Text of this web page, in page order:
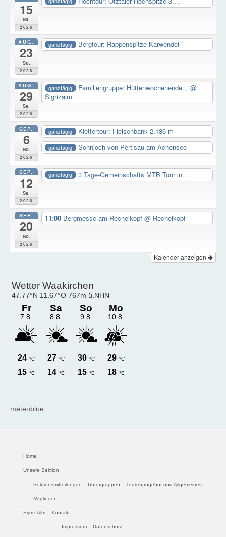
15
Sa.
2026
AUG.
23
So.
2026
ganztägig Bergtour: Rappenspitze Karwendel
AUG.
29
Sa.
2026
ganztägig Familiengruppe: Hüttenwochenende...@
Sigrizalm
SEP.
6
So.
2026
ganztägig Klettertour: Fleischbank 2.186 m
ganztägig Sonnjoch von Pertisau am Achensee
SEP.
12
Sa.
2026
ganztägig 3 Tage-Gemeinschafts MTB Tour in...
SEP.
20
So.
2026
11:00 Bergmesse am Rechelkopf @ Rechelkopf
Kalender anzeigen
meteoblue
Home
Unsere Sektion
Sektionsmitteilungen Untergruppen Tourenangebot und Allgemeines
Mitglieder
Sigriz Alm Kontakt
Impressum Datenschutz